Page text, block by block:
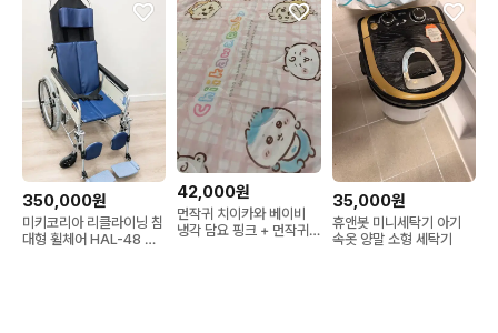
350,000원
미키코리아 리클라이닝 침
대형 휠체어 HAL-48 판
42,000원
먼작귀 치이카와 베이비
냉각 담요 핑크 + 먼작귀
35,000원
휴앤봇 미니세탁기 아기
속옷 양말 소형 세탁기